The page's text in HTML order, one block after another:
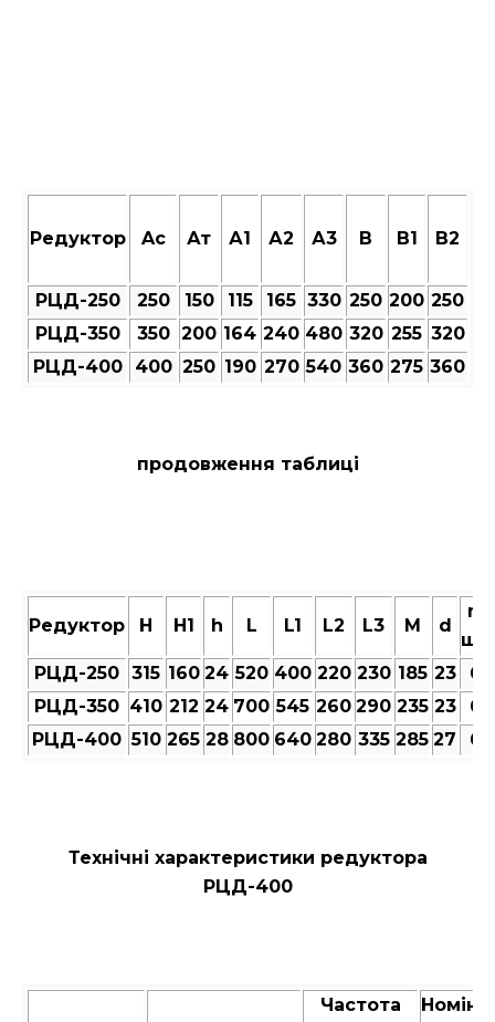
Редуктор Aс Ат А1 А2 А3 В В1 В2
РЦД-250 250 150 115 165 330 250 200 250
РЦД-350
350 200 164 240 480 320 255 320
РЦД-400
400 250 190 270 540 360 275 360
продовження таблиці
Редуктор Н Н1 h L L1 L2 L3 M d
n,
шт
РЦД-250 315 160 24 520 400 220 230 185 23
6
РЦД-350 410 212 24 700 545 260 290 235 23
6
РЦД-400 510 265 28 800 640 280 335 285 27 6
Технічні характеристики редуктора
РЦД-400
Частота